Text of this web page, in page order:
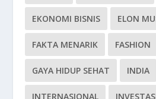
EKONOMI BISNIS ELON
FAKTA MENARIK FASHION
GAYA HIDUP SEHAT INDIA
INTERNASIONAL